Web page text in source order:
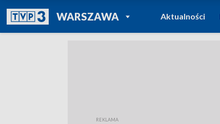
WARSZAWAPOWRÓT DO
TVP REGIONY
Aktualności